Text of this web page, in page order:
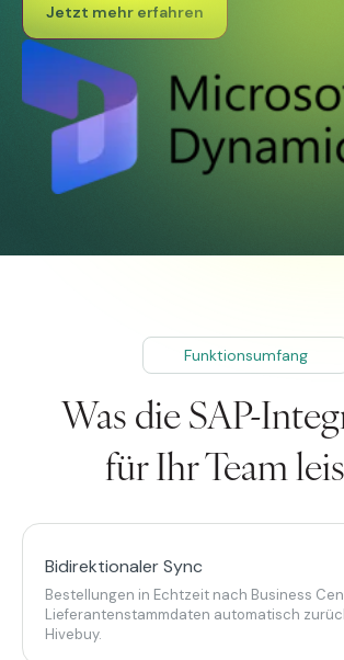
Jetzt mehr erfahren
Funktionsumfang
Was die SAP-
für Ihr Team
Bidirektionaler Sync
Bestellungen in Echtzeit nach Business
Lieferantenstammdaten automatisch
Hivebuy.